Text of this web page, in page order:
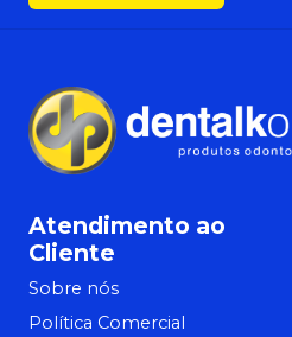
Atendimento ao
Cliente
Sobre nós
Política Comercial